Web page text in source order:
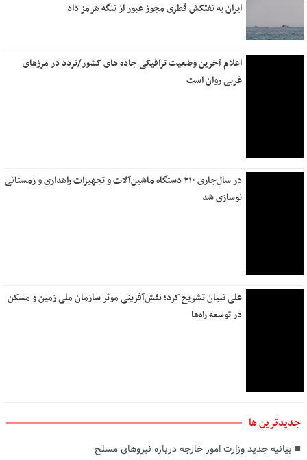
ایران به نفتکش قطری مجوز عبور از تنگه هرمز داد
اعلام آخرین وضعیت ترافیکی جاده های کشور/تردد در مرزهای
غربی روان است
در سال‌جاری ۲۱۰ دستگاه ماشین‌آلات و تجهیزات راهداری و زمستانی
نوسازی شد
علی نبیان تشریح کرد؛ نقش‌آفرینی موثر سازمان ملی زمین و مسکن
در توسعه راه‌ها
جديدترين ها
بیانیه جدید وزارت امور خارجه درباره نیروهای مسلح